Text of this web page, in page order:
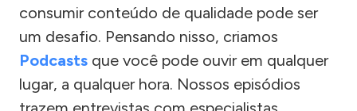
consumir conteúdo de qualidade pode ser
um desafio. Pensando nisso, criamos
Podcasts que você pode ouvir em qualquer
lugar, a qualquer hora. Nossos episódios